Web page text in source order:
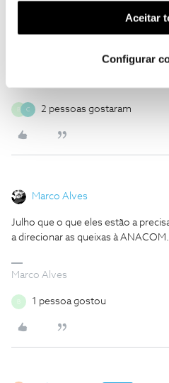
(cookies de publicidade
utilização dos cookies
Aceitar
Configurar
Amigo eu tenho o mesmo
C 2 pessoas gostaram
Marco Alves
Julho que o que eles estão a
a direcionar as queixas à ANACOM.
Marco Alves
1 pessoa gostou